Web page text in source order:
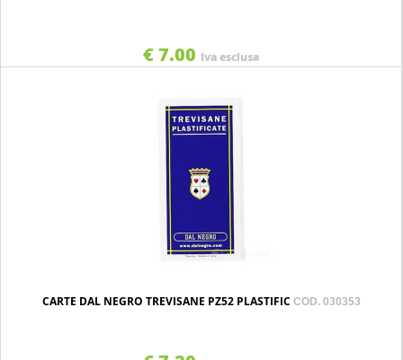
€ 7.00 Iva esclusa
CARTE DAL NEGRO TREVISANE PZ52 PLASTIFIC COD. 030353